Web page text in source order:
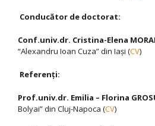
Conducător de doctorat:
Conf.univ.dr. Cristina-Elena
“Alexandru Ioan Cuza” din Iaşi (CV)
Referenţi:
Prof.univ.dr. Emilia – Florina
Bolyai” din Cluj-Napoca (CV)